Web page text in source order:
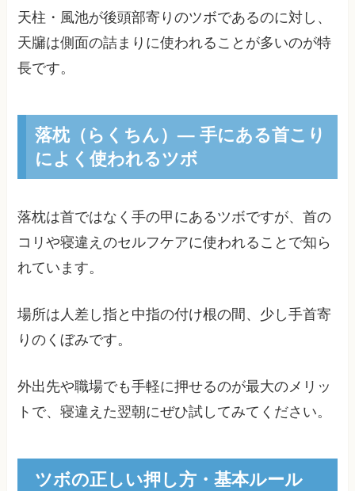
天柱・風池が後頭部寄りのツボであるのに対し、
天牖は側面の詰まりに使われることが多いのが特
長です。
落枕（らくちん）— 手にある首こり
によく使われるツボ
落枕は首ではなく手の甲にあるツボですが、首の
コリや寝違えのセルフケアに使われることで知ら
れています。
場所は人差し指と中指の付け根の間、少し手首寄
りのくぼみです。
外出先や職場でも手軽に押せるのが最大のメリッ
トで、寝違えた翌朝にぜひ試してみてください。
ツボの正しい押し方・基本ルール